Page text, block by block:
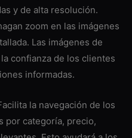
y de alta resolución.
zoom en las imágenes
Las imágenes de
confianza de los clientes
informadas.
la navegación de los
por categoría, precio,